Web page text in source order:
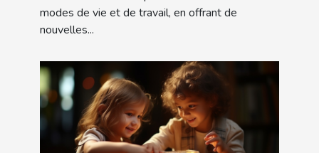
modes de vie et de travail, en offrant de
nouvelles...